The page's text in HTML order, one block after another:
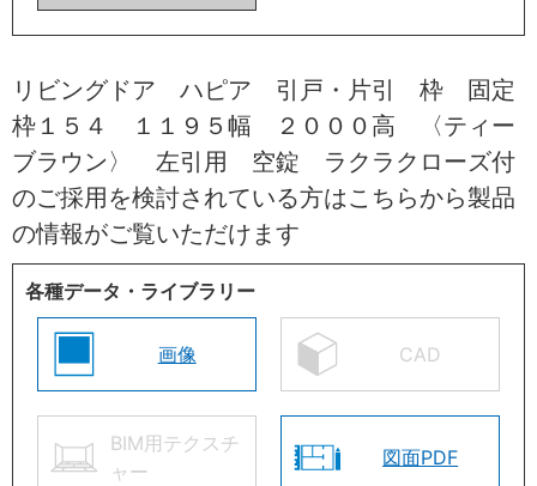
リビングドア ハピア 引戸・片引 枠 固定
枠１５４ １１９５幅 ２０００高 〈ティー
ブラウン〉 左引用 空錠 ラクラクローズ付
のご採用を検討されている方はこちらから製品
の情報がご覧いただけます
各種データ・ライブラリー
画像 CAD
BIM用テクスチ
ャー
図面PDF